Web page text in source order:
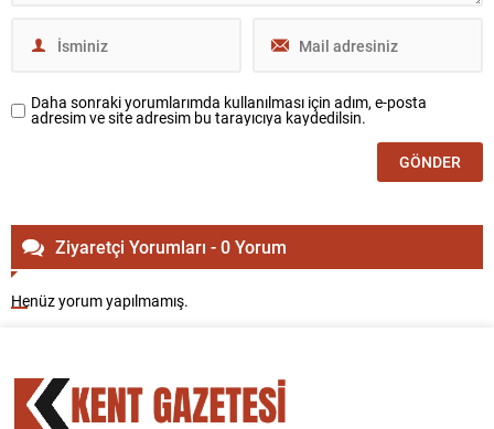
Daha sonraki yorumlarımda kullanılması için adım, e-posta
adresim ve site adresim bu tarayıcıya kaydedilsin.
Ziyaretçi Yorumları - 0 Yorum
Henüz yorum yapılmamış.